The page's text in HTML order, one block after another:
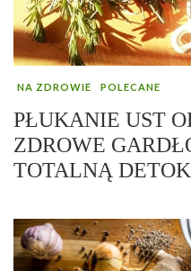
NA ZDROWIE POLECANE
PŁUKANIE UST
ZDROWE
TOTALNĄ